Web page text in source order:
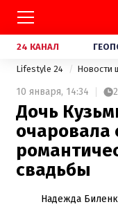
24 КАНАЛ
Lifestyle 24 Новости
10 января, 14:34 2
Дочь
очаровала
свадьбы
Надежда